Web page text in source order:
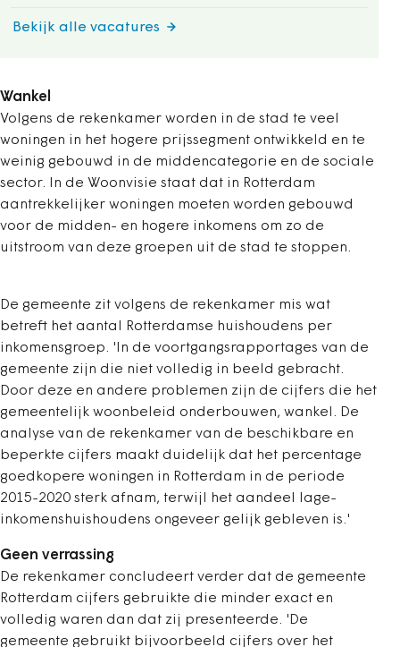
Bekijk alle vacatures
Wankel
Volgens de rekenkamer worden in de stad te veel
woningen in het hogere prijssegment ontwikkeld en te
weinig gebouwd in de middencategorie en de sociale
sector. In de Woonvisie staat dat in Rotterdam
aantrekkelijker woningen moeten worden gebouwd
voor de midden- en hogere inkomens om zo de
uitstroom van deze groepen uit de stad te stoppen.
De gemeente zit volgens de rekenkamer mis wat
betreft het aantal Rotterdamse huishoudens per
inkomensgroep. 'In de voortgangsrapportages van de
gemeente zijn die niet volledig in beeld gebracht.
Door deze en andere problemen zijn de cijfers die het
gemeentelijk woonbeleid onderbouwen, wankel. De
analyse van de rekenkamer van de beschikbare en
beperkte cijfers maakt duidelijk dat het percentage
goedkopere woningen in Rotterdam in de periode
2015-2020 sterk afnam, terwijl het aandeel lage-
inkomenshuishoudens ongeveer gelijk gebleven is.'
Geen verrassing
De rekenkamer concludeert verder dat de gemeente
Rotterdam cijfers gebruikte die minder exact en
volledig waren dan dat zij presenteerde. 'De
gemeente gebruikt bijvoorbeeld cijfers over het